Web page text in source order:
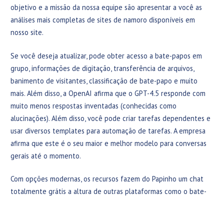
objetivo e a missão da nossa equipe são apresentar a você as
análises mais completas de sites de namoro disponíveis em
nosso site.
Se você deseja atualizar, pode obter acesso a bate-papos em
grupo, informações de digitação, transferência de arquivos,
banimento de visitantes, classificação de bate-papo e muito
mais. Além disso, a OpenAI afirma que o GPT-4.5 responde com
muito menos respostas inventadas (conhecidas como
alucinações). Além disso, você pode criar tarefas dependentes e
usar diversos templates para automação de tarefas. A empresa
afirma que este é o seu maior e melhor modelo para conversas
gerais até o momento.
Com opções modernas, os recursos fazem do Papinho um chat
totalmente grátis a altura de outras plataformas como o bate-